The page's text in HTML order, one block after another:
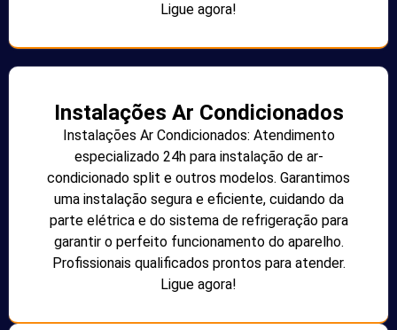
Ligue agora!
Instalações Ar Condicionados
Instalações Ar Condicionados: Atendimento
especializado 24h para instalação de ar-
condicionado split e outros modelos. Garantimos
uma instalação segura e eficiente, cuidando da
parte elétrica e do sistema de refrigeração para
garantir o perfeito funcionamento do aparelho.
Profissionais qualificados prontos para atender.
Ligue agora!